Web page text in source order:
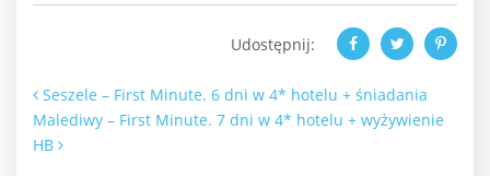
Udostępnij:
Nawigacja po artykułach
Seszele – First Minute. 6 dni w 4* hotelu + śniadania
Malediwy – First Minute. 7 dni w 4* hotelu + wyżywienie
HB